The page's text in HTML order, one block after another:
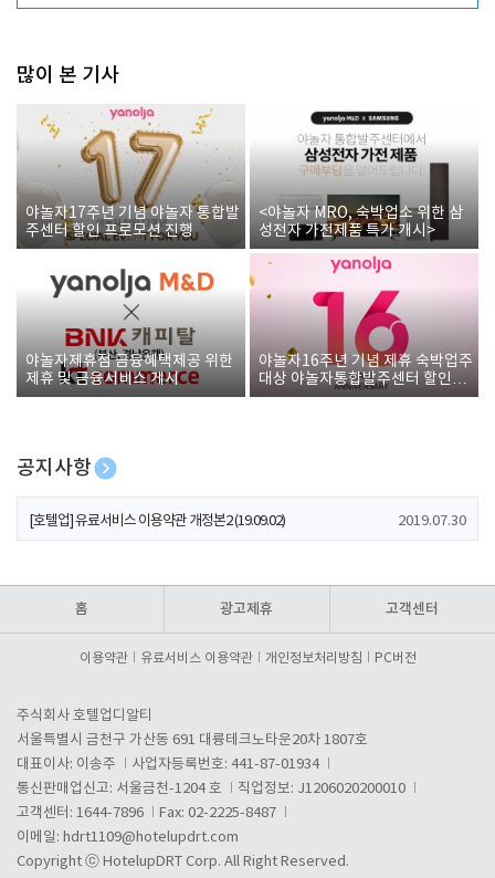
많이 본 기사
야놀자17주년 기념 야놀자 통합발
주센터 할인 프로모션 진행
<야놀자 MRO, 숙박업소 위한 삼
성전자 가전제품 특가 개시>
야놀자제휴점 금융혜택제공 위한
제휴 및 금융서비스 게시
야놀자16주년 기념 제휴 숙박업주
대상 야놀자통합발주센터 할인쿠
폰 증정
공지사항
[호텔업] 개인정보 처리방침 개정본1 (19.09.02)
[호텔업] 유료서비스 이용약관 개정본2 (19.09.02) 2019.07.30
홈 광고제휴 고객센터
이용약관 유료서비스 이용약관 개인정보처리방침 PC버전
주식회사 호텔업디알티
서울특별시 금천구 가산동 691 대륭테크노타운20차 1807호
대표이사: 이송주
사업자등록번호: 441-87-01934
통신판매업신고: 서울금천-1204 호
직업정보: J1206020200010
고객센터: 1644-7896
Fax: 02-2225-8487
이메일: hdrt1109@hotelupdrt.com
Copyright ⓒ HotelupDRT Corp. All Right Reserved.